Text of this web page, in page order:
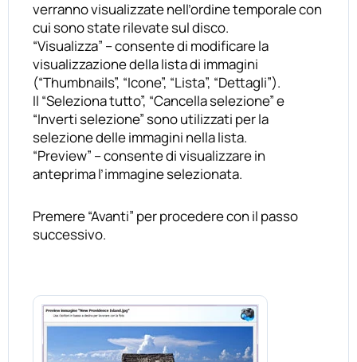
verranno visualizzate nell’ordine temporale con
cui sono state rilevate sul disco.
“Visualizza” – consente di modificare la
visualizzazione della lista di immagini
(“Thumbnails”, “Icone”, “Lista”, “Dettagli”).
Il “Seleziona tutto”, “Cancella selezione” e
“Inverti selezione” sono utilizzati per la
selezione delle immagini nella lista.
“Preview” – consente di visualizzare in
anteprima l’immagine selezionata.
Premere “Avanti” per procedere con il passo
successivo.